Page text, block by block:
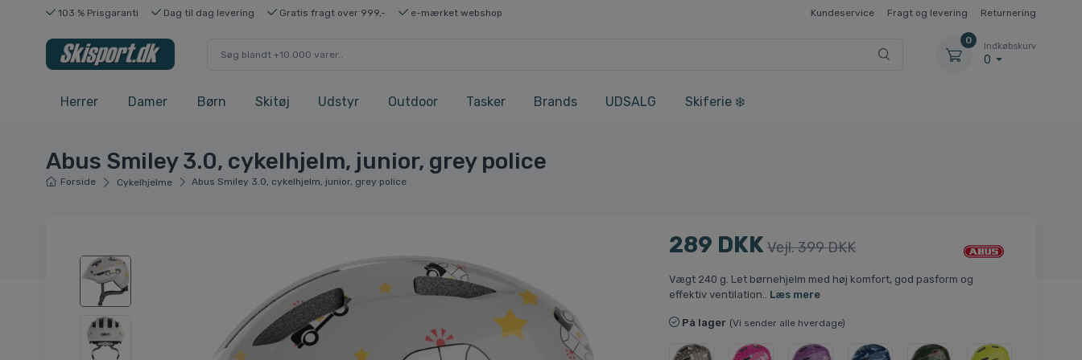
103 % Prisgaranti Dag til dag levering Gratis fragt over 999,- e-mærket webshop Kundeservice Fragt og levering Returnering
0
Indkøbskurv
0
Herrer Damer Børn Skitøj Udstyr Outdoor Tasker Brands UDSALG Skiferie ❄️
Abus Smiley 3.0, cykelhjelm, junior, grey police
Forside Cykelhjelme Abus Smiley 3.0, cykelhjelm, junior, grey police
289 DKK Vejl. 399 DKK
Vægt 240 g. Let børnehjelm med høj komfort, god pasform og
effektiv ventilation.. Læs mere
På lager (Vi sender alle hverdage)